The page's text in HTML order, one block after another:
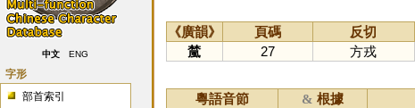
中文 ENG
字形
部首索引
《廣韻》 頁碼 反切
檒
27 方戎
粵語音節 & 根據